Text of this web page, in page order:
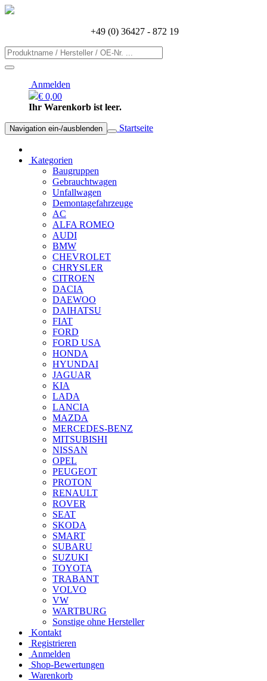
+49 (0) 36427 - 872 19
Anmelden
€ 0,00
Ihr Warenkorb ist leer.
Navigation ein-/ausblenden Startseite
Kategorien
Baugruppen
Gebrauchtwagen
Unfallwagen
Demontagefahrzeuge
AC
ALFA ROMEO
AUDI
BMW
CHEVROLET
CHRYSLER
CITROEN
DACIA
DAEWOO
DAIHATSU
FIAT
FORD
FORD USA
HONDA
HYUNDAI
JAGUAR
KIA
LADA
LANCIA
MAZDA
MERCEDES-BENZ
MITSUBISHI
NISSAN
OPEL
PEUGEOT
PROTON
RENAULT
ROVER
SEAT
SKODA
SMART
SUBARU
SUZUKI
TOYOTA
TRABANT
VOLVO
VW
WARTBURG
Sonstige ohne Hersteller
Kontakt
Registrieren
Anmelden
Shop-Bewertungen
Warenkorb